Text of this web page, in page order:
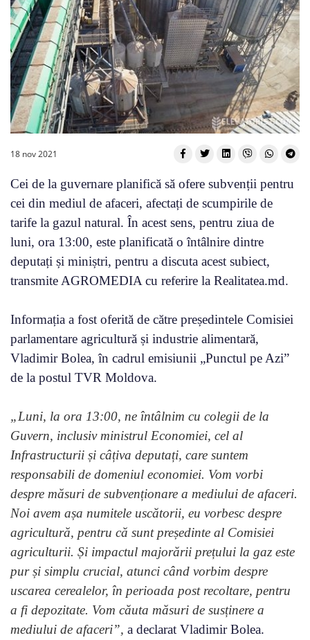
18 nov 2021
Cei de la guvernare planifică să ofere subvenții pentru
cei din mediul de afaceri, afectați de scumpirile de
tarife la gazul natural. În acest sens, pentru ziua de
luni, ora 13:00, este planificată o întâlnire dintre
deputați și miniștri, pentru a discuta acest subiect,
transmite AGROMEDIA cu referire la Realitatea.md.
Informația a fost oferită de către președintele Comisiei
parlamentare agricultură și industrie alimentară,
Vladimir Bolea, în cadrul emisiunii „Punctul pe Azi”
de la postul TVR Moldova.
„Luni, la ora 13:00, ne întâlnim cu colegii de la
Guvern, inclusiv ministrul Economiei, cel al
Infrastructurii și câțiva deputați, care suntem
responsabili de domeniul economiei. Vom vorbi
despre măsuri de subvenționare a mediului de afaceri.
Noi avem așa numitele uscătorii, eu vorbesc despre
agricultură, pentru că sunt președinte al Comisiei
agriculturii. Și impactul majorării prețului la gaz este
pur și simplu crucial, atunci când vorbim despre
uscarea cerealelor, în perioada post recoltare, pentru
a fi depozitate. Vom căuta măsuri de susținere a
mediului de afaceri”, a declarat Vladimir Bolea.